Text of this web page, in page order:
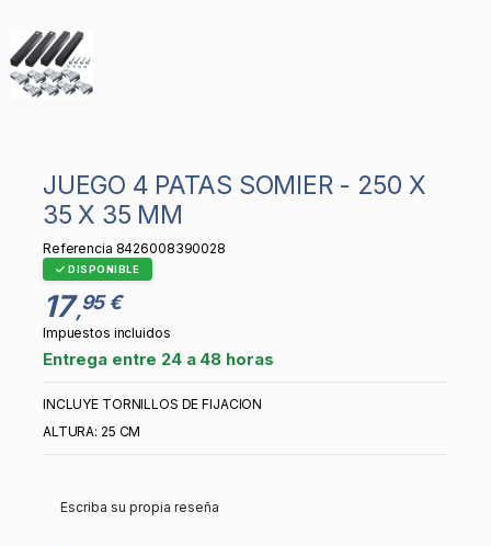
JUEGO 4 PATAS SOMIER - 250 X
35 X 35 MM
Referencia 8426008390028
DISPONIBLE
17 ,95 €
Impuestos incluidos
Entrega entre 24 a 48 horas
INCLUYE TORNILLOS DE FIJACION
ALTURA: 25 CM
Escriba su propia reseña